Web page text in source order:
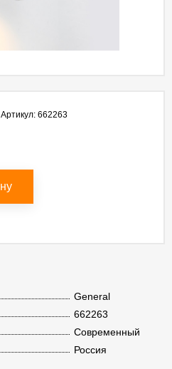
General
662263
Современный
Россия
Артикул: 662263